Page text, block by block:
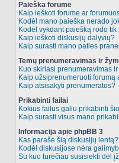
Paieška forume
Kaip ieškoti forume ar
Kodėl mano paieška nerado
Kodėl vykdant paiešką rodo
Kaip ieškoti diskusijų dalyvių?
Kaip surasti mano paties
Temų prenumeravimas ir
Kuo skiriasi prenumeravimas
Kaip užsiprenumeruoti forumą
Kaip atsisakyti prenumeratos?
Prikabinti failai
Kokius failus galiu prikabinti
Kaip surasti visus mano
Informacija apie phpBB 3
Kas parašė šią diskusijų lentą?
Kodėl diskusijose nėra
Su kuo turėčiau susisiekti dėl